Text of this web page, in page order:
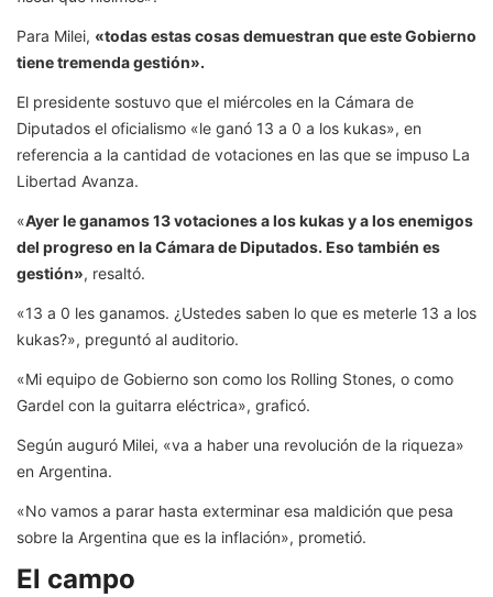
Para Milei, «todas estas cosas demuestran que este Gobierno
tiene tremenda gestión».
El presidente sostuvo que el miércoles en la Cámara de
Diputados el oficialismo «le ganó 13 a 0 a los kukas», en
referencia a la cantidad de votaciones en las que se impuso La
Libertad Avanza.
«Ayer le ganamos 13 votaciones a los kukas y a los enemigos
del progreso en la Cámara de Diputados. Eso también es
gestión», resaltó.
«13 a 0 les ganamos. ¿Ustedes saben lo que es meterle 13 a los
kukas?», preguntó al auditorio.
«Mi equipo de Gobierno son como los Rolling Stones, o como
Gardel con la guitarra eléctrica», graficó.
Según auguró Milei, «va a haber una revolución de la riqueza»
en Argentina.
«No vamos a parar hasta exterminar esa maldición que pesa
sobre la Argentina que es la inflación», prometió.
El campo